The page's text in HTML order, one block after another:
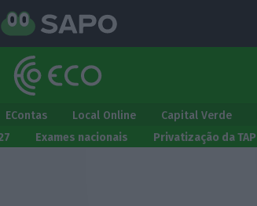
EContas Local Online Capital Verde
Exames nacionais Privatização da TAP